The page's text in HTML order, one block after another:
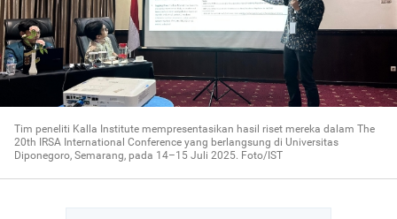
Tim peneliti Kalla Institute mempresentasikan hasil riset mereka dalam The
20th IRSA International Conference yang berlangsung di Universitas
Diponegoro, Semarang, pada 14–15 Juli 2025. Foto/IST